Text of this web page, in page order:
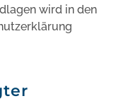
wird in den